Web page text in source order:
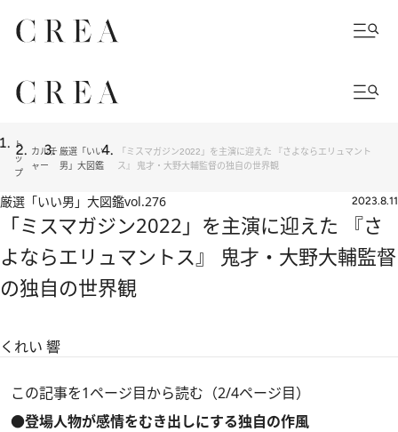
ト
ッ
プ
カルチ
ャー
厳選「いい
男」大図鑑
「ミスマガジン2022」を主演に迎えた 『さよならエリュマント
ス』 鬼才・大野大輔監督の独自の世界観
厳選「いい男」大図鑑vol.276 2023.8.11
「ミスマガジン2022」を主演に迎えた 『さ
よならエリュマントス』 鬼才・大野大輔監督
の独自の世界観
くれい 響
この記事を1ページ目から読む（2/4ページ目）
●登場人物が感情をむき出しにする独自の作風